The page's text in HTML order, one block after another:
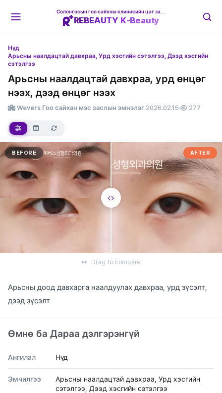
REBEAUTY K-Beauty
Нүд
Арьсны наалдацтай давхраа, Урд хэсгийн сэтэлгээ, Дээд хэсгийн
сэтэлгээ
Арьсны наалдацтай давхраа, урд өнцөг
нээх, дээд өнцөг нээх
Wevers Гоо сайхан мэс заслын эмнэлэг·2026.02.15· 277
AFTER
BEFORE
Drag to compare
Арьсны доод давхарга наалдуулах давхраа, урд зүсэлт,
дээд зүсэлт
Өмнө ба Дараа дэлгэрэнгүй
Ангилал Нүд
Эмчилгээ
Арьсны наалдацтай давхраа, Урд хэсгийн
сэтэлгээ, Дээд хэсгийн сэтэлгээ